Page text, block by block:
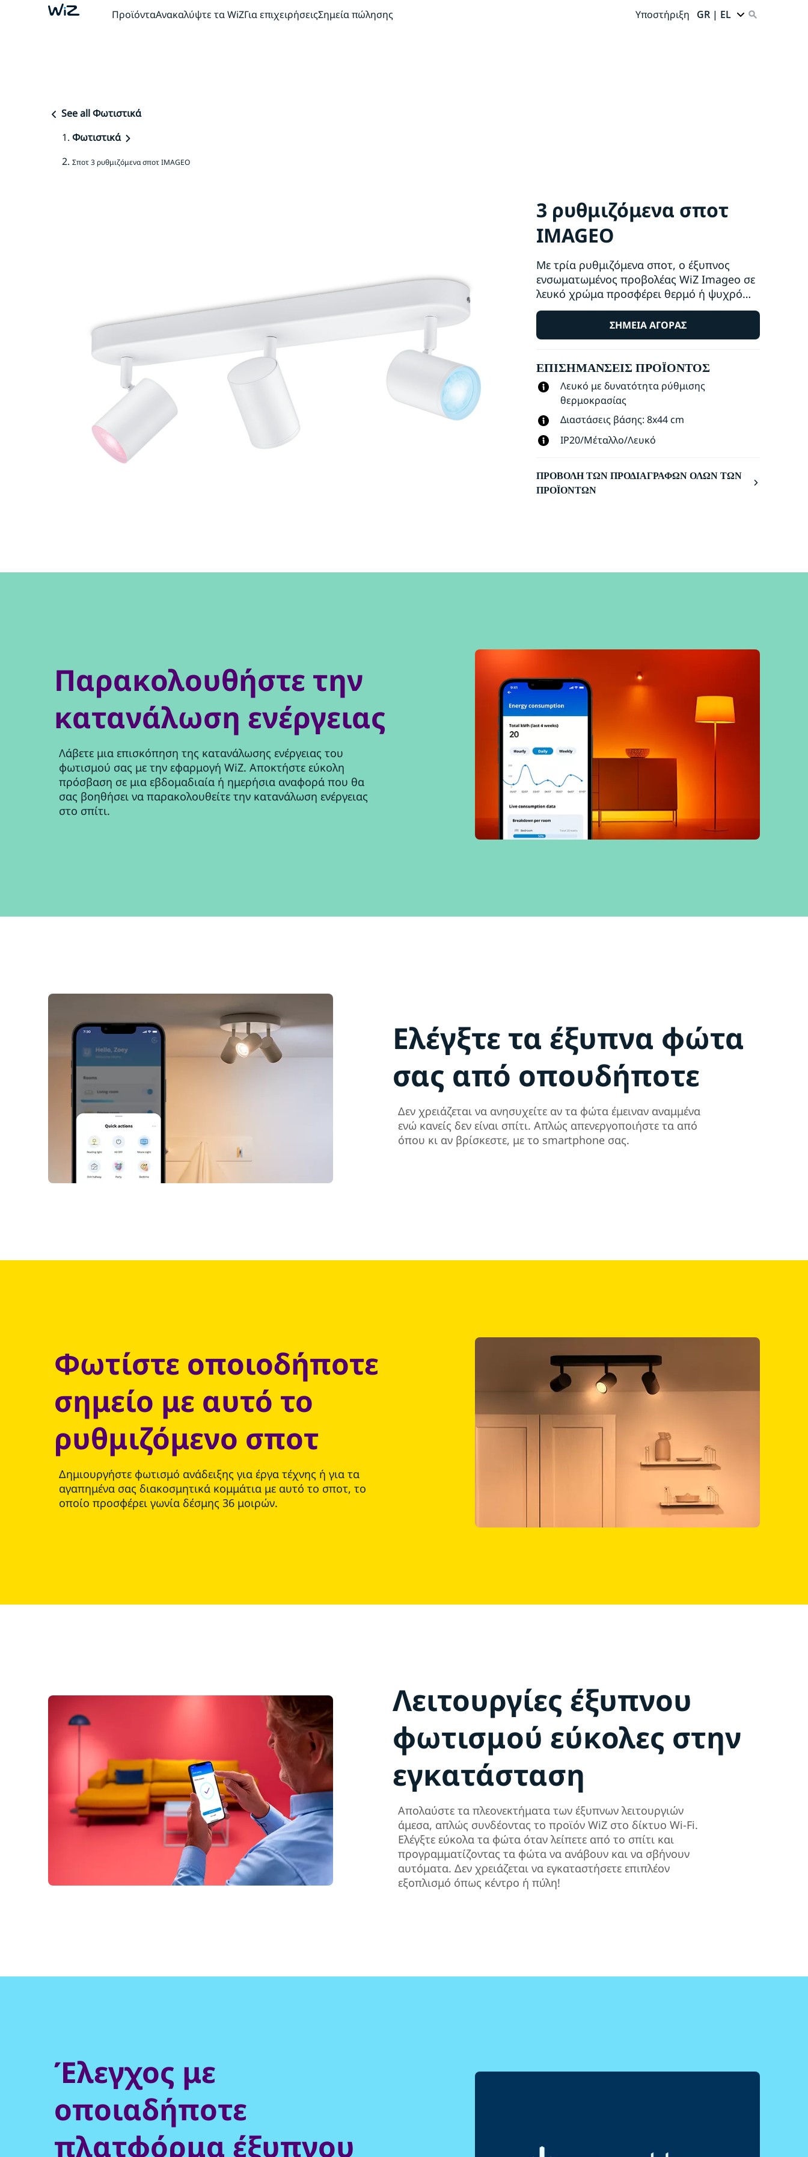
ΠροϊόνταΑνακαλύψτε τα WiZΓια επιχειρήσειςΣημεία πώλησης Υποστήριξη GR | EL
See all Φωτιστικά
Φωτιστικά
Σποτ 3 ρυθμιζόμενα σποτ IMAGEO
3 ρυθμιζόμενα σποτ
IMAGEO
Με τρία ρυθμιζόμενα σποτ, ο έξυπνος
ενσωματωμένος προβολέας WiZ Imageo σε
λευκό χρώμα προσφέρει θερμό ή ψυχρό
λευκό φωτισμό για οποιοδήποτε δωμάτιο.
Χρησιμοποιήστε τον με το υπάρχον Wi-Fi
για έλεγχο μέσω της εφαρμογής WiZ ή
ΣΗΜΕΊΑ ΑΓΟΡΆΣ
ΕΠΙΣΗΜΆΝΣΕΙΣ ΠΡΟΪΌΝΤΟΣ
Λευκό με δυνατότητα ρύθμισης
θερμοκρασίας
Διαστάσεις βάσης: 8x44 cm
IP20/Μέταλλο/Λευκό
ΠΡΟΒΟΛΉ ΤΩΝ ΠΡΟΔΙΑΓΡΑΦΏΝ ΌΛΩΝ ΤΩΝ
ΠΡΟΪΌΝΤΩΝ
Παρακολουθήστε την
κατανάλωση ενέργειας
Λάβετε μια επισκόπηση της κατανάλωσης ενέργειας του
φωτισμού σας με την εφαρμογή WiZ. Αποκτήστε εύκολη
πρόσβαση σε μια εβδομαδιαία ή ημερήσια αναφορά που θα
σας βοηθήσει να παρακολουθείτε την κατανάλωση ενέργειας
στο σπίτι.
Ελέγξτε τα έξυπνα φώτα
σας από οπουδήποτε
Δεν χρειάζεται να ανησυχείτε αν τα φώτα έμειναν αναμμένα
ενώ κανείς δεν είναι σπίτι. Απλώς απενεργοποιήστε τα από
όπου κι αν βρίσκεστε, με το smartphone σας.
Φωτίστε οποιοδήποτε
σημείο με αυτό το
ρυθμιζόμενο σποτ
Δημιουργήστε φωτισμό ανάδειξης για έργα τέχνης ή για τα
αγαπημένα σας διακοσμητικά κομμάτια με αυτό το σποτ, το
οποίο προσφέρει γωνία δέσμης 36 μοιρών.
Λειτουργίες έξυπνου
φωτισμού εύκολες στην
εγκατάσταση
Απολαύστε τα πλεονεκτήματα των έξυπνων λειτουργιών
άμεσα, απλώς συνδέοντας το προϊόν WiZ στο δίκτυο Wi-Fi.
Ελέγξτε εύκολα τα φώτα όταν λείπετε από το σπίτι και
προγραμματίζοντας τα φώτα να ανάβουν και να σβήνουν
αυτόματα. Δεν χρειάζεται να εγκαταστήσετε επιπλέον
εξοπλισμό όπως κέντρο ή πύλη!
Έλεγχος με
οποιαδήποτε
πλατφόρμα έξυπνου